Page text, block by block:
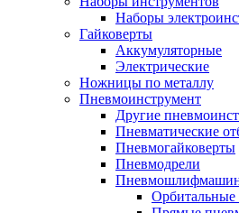
Наборы
Гайковерты
Аккумуляторные
Электрические
Ножницы по металлу
Пневмоинструмент
Другие
Пневматические
Пневмогайковерты
Пневмодрели